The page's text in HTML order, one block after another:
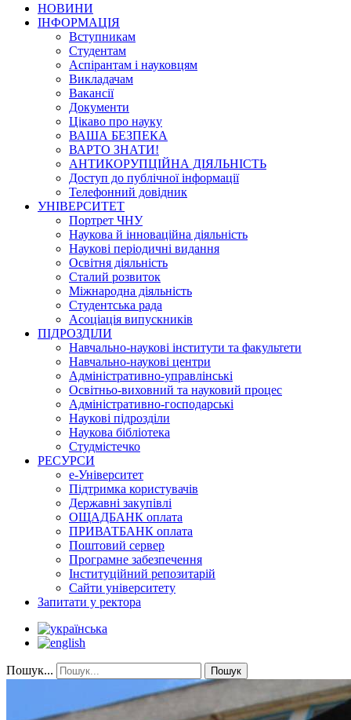
НОВИНИ
ІНФОРМАЦІЯ
Вступникам
Студентам
Аспірантам і науковцям
Викладачам
Вакансії
Документи
Цікаво про науку
ВАША БЕЗПЕКА
ВАРТО ЗНАТИ!
АНТИКОРУПЦІЙНА ДІЯЛЬНІСТЬ
Доступ до публічної інформації
Телефонний довідник
УНІВЕРСИТЕТ
Портрет ЧНУ
Наукова й інноваційна діяльність
Наукові періодичні видання
Освітня діяльність
Сталий розвиток
Міжнародна діяльність
Студентська рада
Асоціація випускників
ПІДРОЗДІЛИ
Навчально-наукові інститути та факультети
Навчально-наукові центри
Адміністративно-управлінські
Освітньо-виховний та науковий процес
Адміністративно-господарські
Наукові підрозділи
Наукова бібліотека
Студмістечко
РЕСУРСИ
е-Університет
Підтримка користувачів
Державні закупівлі
ОЩАДБАНК оплата
ПРИВАТБАНК оплата
Поштовий сервер
Програмне забезпечення
Інституційний репозитарій
Сайти університету
Запитати у ректора
Пошук... Пошук